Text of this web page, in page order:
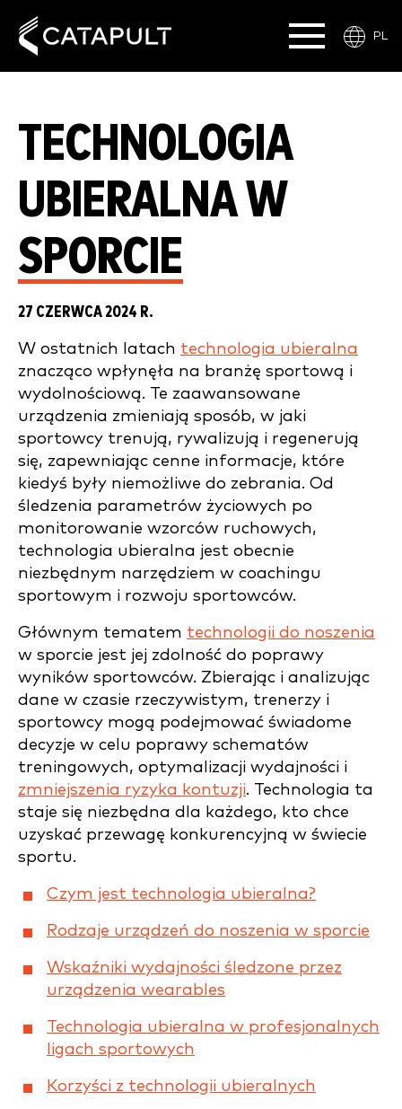
PL
TECHNOLOGIA
UBIERALNA W
SPORCIE
27 CZERWCA 2024 R.
W ostatnich latach technologia ubieralna
znacząco wpłynęła na branżę sportową i
wydolnościową. Te zaawansowane
urządzenia zmieniają sposób, w jaki
sportowcy trenują, rywalizują i regenerują
się, zapewniając cenne informacje, które
kiedyś były niemożliwe do zebrania. Od
śledzenia parametrów życiowych po
monitorowanie wzorców ruchowych,
technologia ubieralna jest obecnie
niezbędnym narzędziem w coachingu
sportowym i rozwoju sportowców.
Głównym tematem technologii do noszenia
w sporcie jest jej zdolność do poprawy
wyników sportowców. Zbierając i analizując
dane w czasie rzeczywistym, trenerzy i
sportowcy mogą podejmować świadome
decyzje w celu poprawy schematów
treningowych, optymalizacji wydajności i
zmniejszenia ryzyka kontuzji. Technologia ta
staje się niezbędna dla każdego, kto chce
uzyskać przewagę konkurencyjną w świecie
sportu.
Czym jest technologia ubieralna?
Rodzaje urządzeń do noszenia w sporcie
Wskaźniki wydajności śledzone przez
urządzenia wearables
Technologia ubieralna w profesjonalnych
ligach sportowych
Korzyści z technologii ubieralnych